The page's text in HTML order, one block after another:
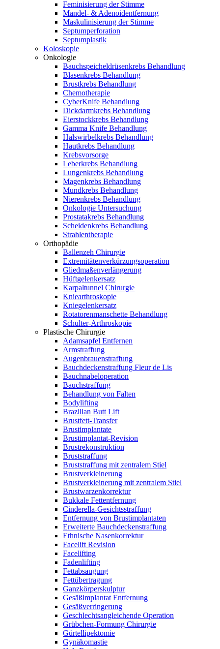
Feminisierung der Stimme
Mandel- & Adenoidentfernung
Maskulinisierung der Stimme
Septumperforation
Septumplastik
Koloskopie
Onkologie
Bauchspeicheldrüsenkrebs Behandlung
Blasenkrebs Behandlung
Brustkrebs Behandlung
Chemotherapie
CyberKnife Behandlung
Dickdarmkrebs Behandlung
Eierstockkrebs Behandlung
Gamma Knife Behandlung
Halswirbelkrebs Behandlung
Hautkrebs Behandlung
Krebsvorsorge
Leberkrebs Behandlung
Lungenkrebs Behandlung
Magenkrebs Behandlung
Mundkrebs Behandlung
Nierenkrebs Behandlung
Onkologie Untersuchung
Prostatakrebs Behandlung
Scheidenkrebs Behandlung
Strahlentherapie
Orthopädie
Ballenzeh Chirurgie
Extremitätenverkürzungsoperation
Gliedmaßenverlängerung
Hüftgelenkersatz
Karpaltunnel Chirurgie
Kniearthroskopie
Kniegelenkersatz
Rotatorenmanschette Behandlung
Schulter-Arthroskopie
Plastische Chirurgie
Adamsapfel Entfernen
Armstraffung
Augenbrauenstraffung
Bauchdeckenstraffung Fleur de Lis
Bauchnabeloperation
Bauchstraffung
Behandlung von Falten
Bodylifting
Brazilian Butt Lift
Brustfett-Transfer
Brustimplantate
Brustimplantat-Revision
Brustrekonstruktion
Bruststraffung
Bruststraffung mit zentralem Stiel
Brustverkleinerung
Brustverkleinerung mit zentralem Stiel
Brustwarzenkorrektur
Bukkale Fettentfernung
Cinderella-Gesichtsstraffung
Entfernung von Brustimplantaten
Erweiterte Bauchdeckenstraffung
Ethnische Nasenkorrektur
Facelift Revision
Facelifting
Fadenlifting
Fettabsaugung
Fettübertragung
Ganzkörperskulptur
Gesäßimplantat Entfernung
Gesäßverringerung
Geschlechtsangleichende Operation
Grübchen-Formung Chirurgie
Gürtellipektomie
Gynäkomastie